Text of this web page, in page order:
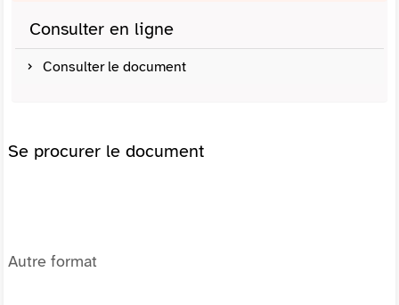
Consulter en ligne
Consulter le document
Se procurer le document
Autre format